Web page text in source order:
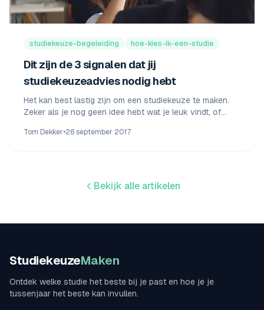
studiekeuze-begeleiding hoe-kies-ik-een-studie
Dit zijn de 3 signalen dat jij
studiekeuzeadvies nodig hebt
Het kan best lastig zijn om een studiekeuze te maken.
Zeker als je nog geen idee hebt wat je leuk vindt, of
Tom Dekker•26 september 2017
Bekijk alle artikelen
StudiekeuzeMaken
Ontdek welke studie het beste bij je past en hoe je je
tussenjaar het beste kan invullen.